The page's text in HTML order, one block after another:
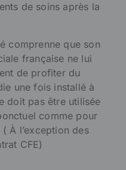
de soins après la
comprenne que son
française ne lui
de profiter du
une fois installé à
doit pas être utilisée
comme pour
À l’exception des
CFE)